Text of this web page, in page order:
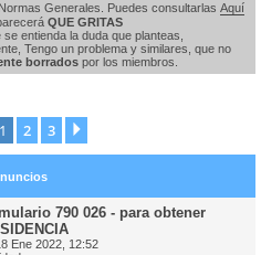
Generales. Puedes consultarlas Aquí
QUE GRITAS
se entienda la duda que planteas,
Tengo un problema y similares, que no
borrados por los miembros.
1 2 3
790 026 - para obtener
Ene 2022, 12:52